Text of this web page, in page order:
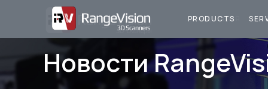
ПРОДУКЦИЯ
PRODUCTS
Новости